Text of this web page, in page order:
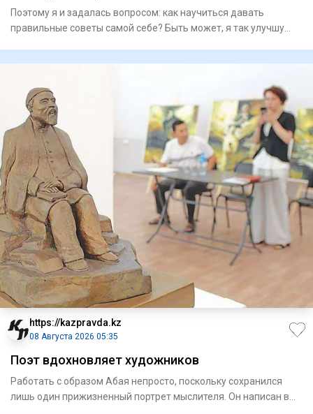
Поэтому я и задалась вопросом: как научиться давать
правильные советы самой себе? Быть может, я так улучшу
https://kazpravda.kz
08 Августа 2026 05:35
Поэт вдохновляет художников
Работать с образом Абая непросто, поскольку сохранился
лишь один прижизненный портрет мыслителя. Он написан в